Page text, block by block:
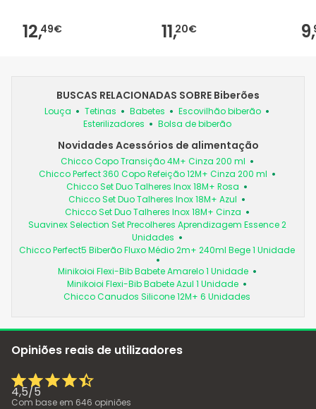
12,49€ 11,20€ 9,
BUSCAS RELACIONADAS SOBRE Biberões
Louça Tetinas Babetes
Escovilhão biberão
Esterilizadores
Bolsa de biberão
Novidades Acessórios de alimentação
Chicco Copo Transição 4M+ Cinza 200 ml
Chicco Perfect 360 Copo Refeição 12M+ Cinza 200 ml
Chicco Set Duo Talheres Inox 18M+ Rosa
Chicco Set Duo Talheres Inox 18M+ Azul
Chicco Set Duo Talheres Inox 18M+ Cinza
Suavinex Selection Set Precolheres Aprendizagem Essence 2
Unidades
Chicco Perfect5 Biberão Fluxo Médio 2m+ 240ml Bege 1 Unidade
Minikoioi Flexi-Bib Babete Amarelo 1 Unidade
Minikoioi Flexi-Bib Babete Azul 1 Unidade
Chicco Canudos Silicone 12M+ 6 Unidades
Opiniões reais de utilizadores
4,5/5
Com base em 646 opiniões